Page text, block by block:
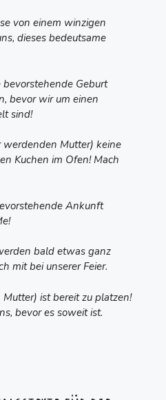
von einem winzigen
dieses bedeutsame
Geburt
bevor wir um einen
sind!
Mutter) keine
Kuchen im Ofen! Mach
Ankunft
bald etwas ganz
mit bei unserer Feier.
ist bereit zu platzen!
bevor es soweit ist.